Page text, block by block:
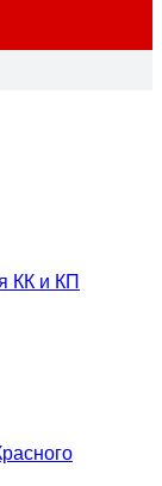
КК и КП